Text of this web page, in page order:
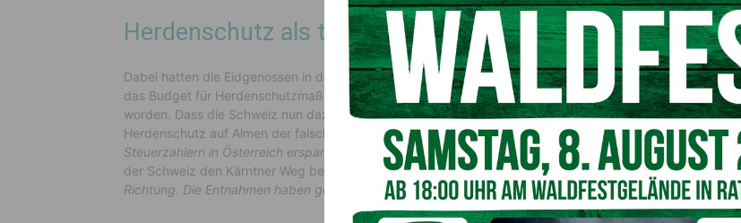
Herdenschutz als teurer Irrweg
Dabei hatten die Eidgenossen in den letzten Jahren massiv auf Herdenschutz gesetzt. Zuletzt war sogar
das Budget für Herdenschutzmaßnahmen von 8 auf 12 Millionen Franken (12,45 Mio. Euro) aufgestockt
worden. Dass die Schweiz nun dazu übergeht, Wölfe massiv zu bejagen, ist fürHuberder Beweis, dass
Herdenschutz auf Almen der falsche Weg ist.„Diesen teuren Irrweg sollten wir den Almbauern und den
Steuerzahlern in Österreich ersparen“
, fordertHuber
, der mit der nun eingeschlagenen Vorgangsweise in
der Schweiz den Kärntner Weg bestätigt sieht:„Die Wolfsverordnung war ein großer Schritt in die richtige
Richtung. Die Entnahmen haben gewirkt, die Risszahlen sind heuer deutlich gesunken.“